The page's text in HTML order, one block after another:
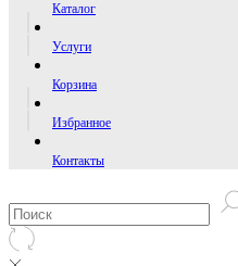
Каталог
Услуги
Корзина
Избранное
Контакты